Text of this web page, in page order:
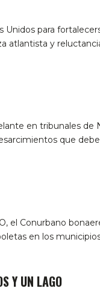
para
atlantista y
en tribunales de
que
el Conurbano
en los
Y UN LAGO